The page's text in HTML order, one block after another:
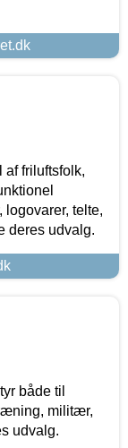
af friluftsfolk,
telte,
deres udvalg.
både til
militær,
udvalg.